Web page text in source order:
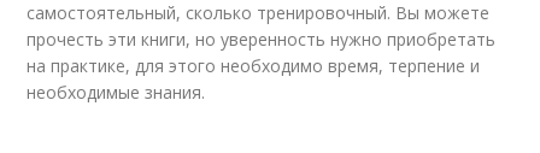
самостоятельный, сколько тренировочный. Вы можете
прочесть эти книги, но уверенность нужно приобретать
на практике, для этого необходимо время, терпение и
необходимые знания.